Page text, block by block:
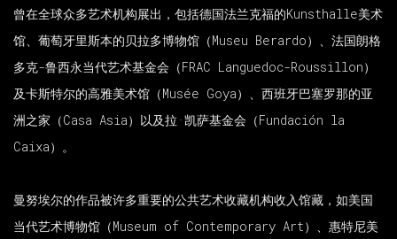
曾在全球众多艺术机构展出，包括德国法兰克福的Kunsthalle美术
馆、葡萄牙里斯本的贝拉多博物馆（Museu Berardo）、法国朗格
多克-鲁西永当代艺术基金会（FRAC Languedoc-Roussillon）
及卡斯特尔的高雅美术馆（Musée Goya）、西班牙巴塞罗那的亚
洲之家（Casa Asia）以及拉·凯萨基金会（Fundación la
Caixa）。
曼努埃尔的作品被许多重要的公共艺术收藏机构收入馆藏，如美国
当代艺术博物馆（Museum of Contemporary Art）、惠特尼美